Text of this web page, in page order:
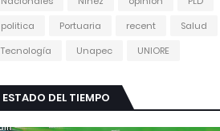
politica
Portuaria recent
Salud
Tecnología
Unapec UNIORE
ESTADO DEL TIEMPO